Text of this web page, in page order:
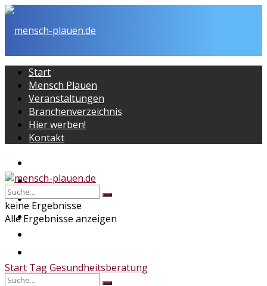
Start
Mensch Plauen
Veranstaltungen
Branchenverzeichnis
Hier werben!
Kontakt
Mensch Plauen
Veranstaltungen
Branchenverzeichnis
keine Ergebnisse
Alle Ergebnisse anzeigen
Start TagGesundheitsberatung